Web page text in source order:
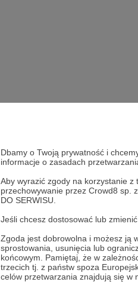
Dbamy o Twoją prywatność i
informacje o zasadach
Aby wyrazić zgody na korzystanie
przechowywanie przez Crowd8 sp.
DO SERWISU.
Jeśli chcesz dostosować lub
Zgoda jest dobrowolna i możesz ją
sprostowania, usunięcia lub
końcowym. Pamiętaj, że w
trzecich tj. z państw spoza
celów przetwarzania znajdują się w
Udostępnij